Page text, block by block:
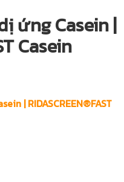
ứng Casein |
Casein
| RIDASCREEN®FAST